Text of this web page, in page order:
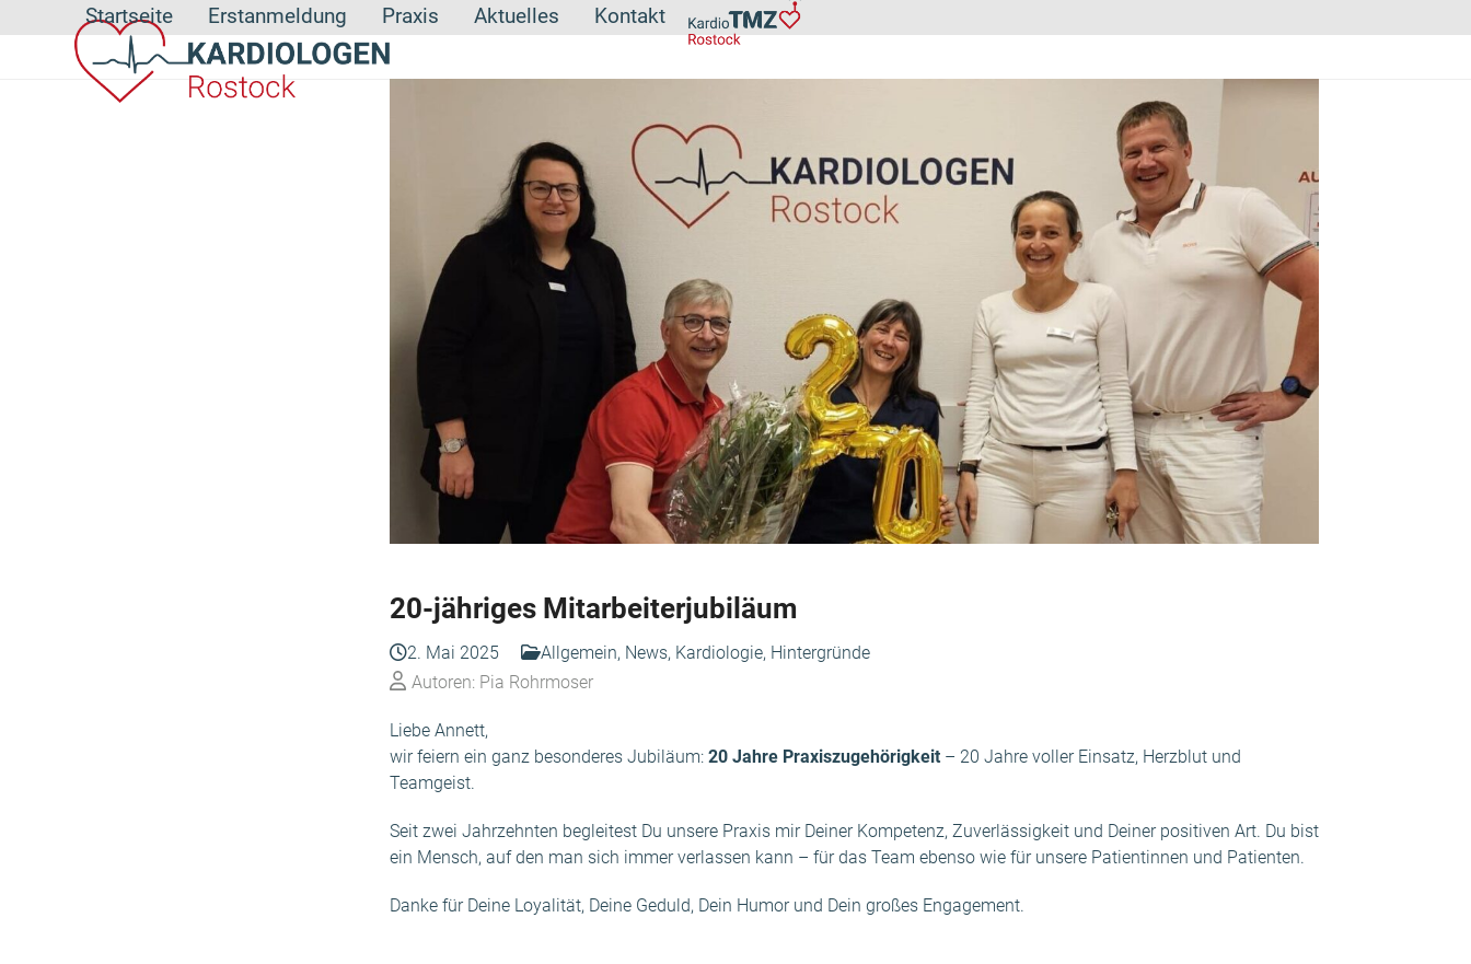
to
Startseite Erstanmeldung Praxis Aktuelles Kontakt
20-jähriges Mitarbeiterjubiläum
2. Mai 2025 Allgemein, News, Kardiologie, Hintergründe
Autoren: Pia Rohrmoser
Liebe Annett,
wir feiern ein ganz besonderes Jubiläum: 20 Jahre Praxiszugehörigkeit– 20 Jahre voller Einsatz, Herzblut und
Teamgeist.
Seit zwei Jahrzehnten begleitest Du unsere Praxis mir Deiner Kompetenz, Zuverlässigkeit und Deiner positiven Art. Du bist
ein Mensch, auf den man sich immer verlassen kann – für das Team ebenso wie für unsere Patientinnen und Patienten.
Danke für Deine Loyalität, Deine Geduld, Dein Humor und Dein großes Engagement.